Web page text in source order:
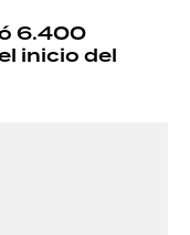
6.400
inicio del